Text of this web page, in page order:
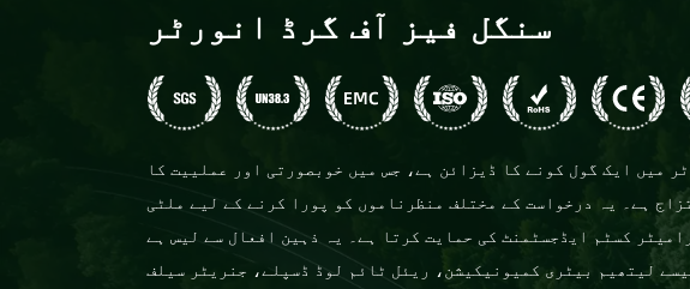
سنگل فیز آف گرڈ انورٹر
میں ایک گول کونے کا ڈیزائن ہے، جس میں خوبصورتی اور عملییت کا
ہے۔ یہ درخواست کے مختلف منظرناموں کو پورا کرنے کے لیے ملٹی
کسٹم ایڈجسٹمنٹ کی حمایت کرتا ہے۔ یہ ذہین افعال سے لیس ہے
لیتھیم بیٹری کمیونیکیشن، ریئل ٹائم لوڈ ڈسپلے، جنریٹر سیلف